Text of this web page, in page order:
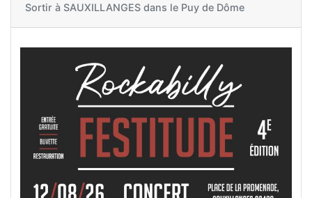
Sortir à SAUXILLANGES dans le Puy de Dôme